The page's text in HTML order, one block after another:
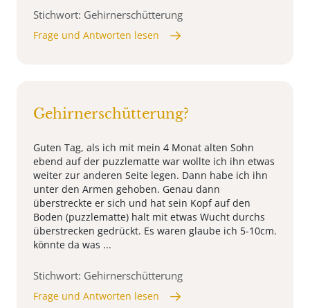
Stichwort: Gehirnerschütterung
Frage und Antworten lesen
Gehirnerschütterung?
Guten Tag, als ich mit mein 4 Monat alten Sohn
ebend auf der puzzlematte war wollte ich ihn etwas
weiter zur anderen Seite legen. Dann habe ich ihn
unter den Armen gehoben. Genau dann
überstreckte er sich und hat sein Kopf auf den
Boden (puzzlematte) halt mit etwas Wucht durchs
überstrecken gedrückt. Es waren glaube ich 5-10cm.
könnte da was ...
Stichwort: Gehirnerschütterung
Frage und Antworten lesen